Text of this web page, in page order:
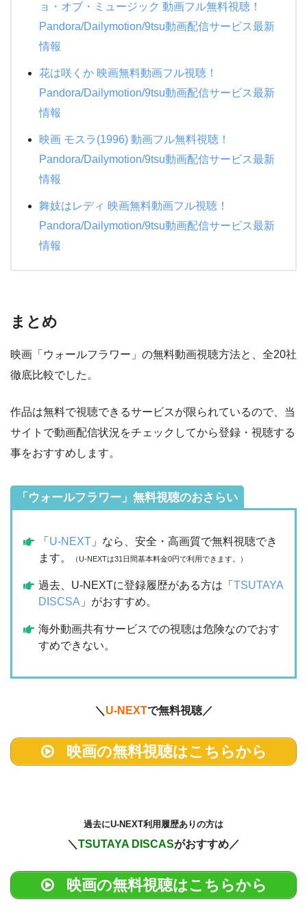
ョ・オブ・ミュージック 動画フル無料視聴！
Pandora/Dailymotion/9tsu動画配信サービス最新
情報
花は咲くか 映画無料動画フル視聴！
Pandora/Dailymotion/9tsu動画配信サービス最新
情報
映画 モスラ(1996) 動画フル無料視聴！
Pandora/Dailymotion/9tsu動画配信サービス最新
情報
舞妓はレディ 映画無料動画フル視聴！
Pandora/Dailymotion/9tsu動画配信サービス最新
情報
まとめ
映画「ウォールフラワー」の無料動画視聴方法と、全20社
徹底比較でした。
作品は無料で視聴できるサービスが限られているので、当
サイトで動画配信状況をチェックしてから登録・視聴する
事をおすすめします。
「ウォールフラワー」無料視聴のおさらい
「 U-NEXT 」なら、安全・高画質で無料視聴でき
ます。
（U-NEXTは31日間基本料金0円で利用できます。）
過去、U-NEXTに登録履歴がある方は「TSUTAYA
DISCSA 」がおすすめ。
海外動画共有サービスでの視聴は危険なのでおす
すめできない。
＼ U-NEXTで無料視聴／
映画の無料視聴はこちらから
過去にU-NEXT利用履歴ありの方は
＼ TSUTAYA DISCASがおすすめ／
映画の無料視聴はこちらから